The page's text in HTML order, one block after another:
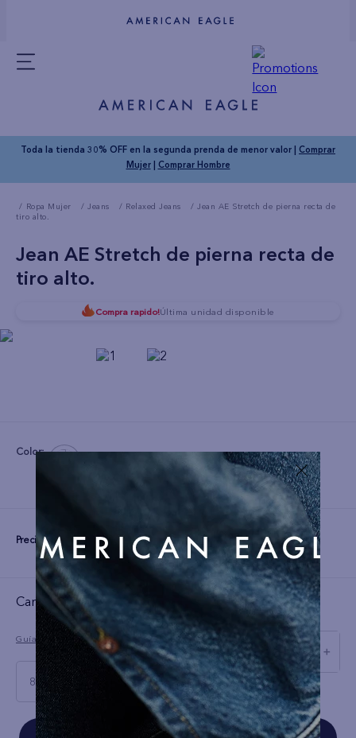
Toda la tienda 30% OFF en la segunda prenda de menor valor | Comprar
Mujer| Comprar Hombre
Ropa Mujer Jeans Relaxed Jeans
Jean AE Stretch de pierna recta de
tiro alto.
Jean AE Stretch de pierna recta de
tiro alto.
Compra rapido!Última unidad disponible
Color:
Precio: S/ 299
Cargando el resumen…
Guía de tallas
8 Short
＋